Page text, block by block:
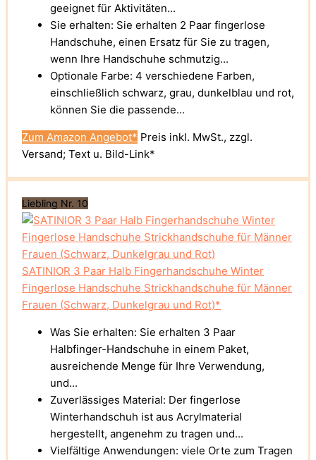
geeignet für Aktivitäten...
Sie erhalten: Sie erhalten 2 Paar fingerlose
Handschuhe, einen Ersatz für Sie zu tragen,
wenn Ihre Handschuhe schmutzig...
Optionale Farbe: 4 verschiedene Farben,
einschließlich schwarz, grau, dunkelblau und rot,
können Sie die passende...
Zum Amazon Angebot* Preis inkl. MwSt., zzgl.
Versand; Text u. Bild-Link*
Liebling Nr. 10
SATINIOR 3 Paar Halb Fingerhandschuhe Winter
Fingerlose Handschuhe Strickhandschuhe für Männer
Frauen (Schwarz, Dunkelgrau und Rot)*
Was Sie erhalten: Sie erhalten 3 Paar
Halbfinger-Handschuhe in einem Paket,
ausreichende Menge für Ihre Verwendung,
und...
Zuverlässiges Material: Der fingerlose
Winterhandschuh ist aus Acrylmaterial
hergestellt, angenehm zu tragen und...
Vielfältige Anwendungen: viele Orte zum Tragen